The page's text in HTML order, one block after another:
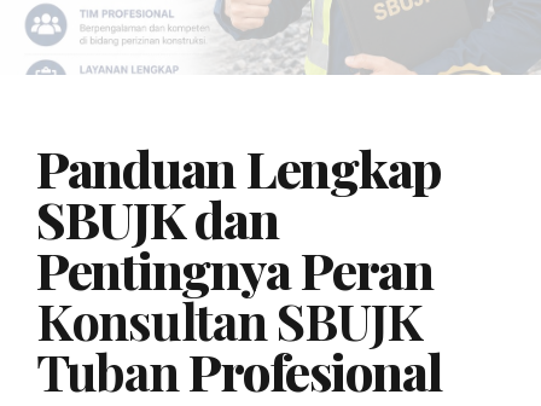
Panduan Lengkap
SBUJK dan
Pentingnya Peran
Konsultan SBUJK
TubanProfesional